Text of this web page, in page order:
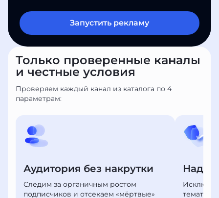
Запустить рекламу
Только проверенные каналы
и честные условия
Проверяем каждый канал из каталога по 4
параметрам:
Аудитория без накрутки
Следим за органичным ростом
подписчиков и отсекаем «мёртвые»